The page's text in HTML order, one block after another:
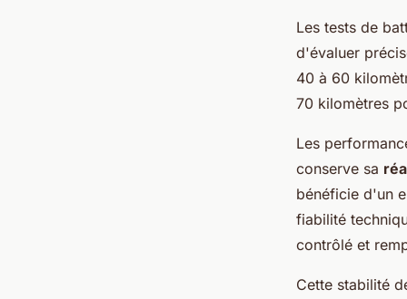
Les tests de
d'évaluer
40 à 60
70 kilomètres
Les
conserve sa
bénéficie d'un
fiabilité
contrôlé et
Cette stabilité